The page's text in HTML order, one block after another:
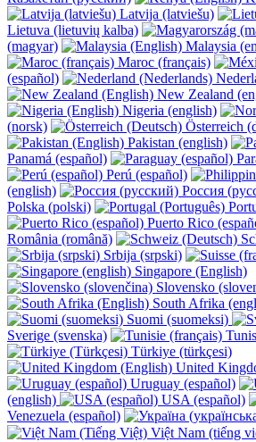
Latvija (latviešu)
Lietuva (lietuvių kalba)
(magyar)
Malaysia
Maroc (français)
(español)
New Zealand
Nigeria (english)
(norsk)
Österreich
Pakistan (english)
Panamá (español)
Perú (español)
(english)
Россия
Polska (polski)
Puerto Rico
România (română)
Srbija (srpski)
Singapore (English)
Slovensko
South Afrika
Suomi (suomeksi)
Sverige (svenska)
Türkiye (türkçesi)
United
Uruguay (español)
(english)
USA (español)
Venezuela (español)
Việt Nam (tiếng